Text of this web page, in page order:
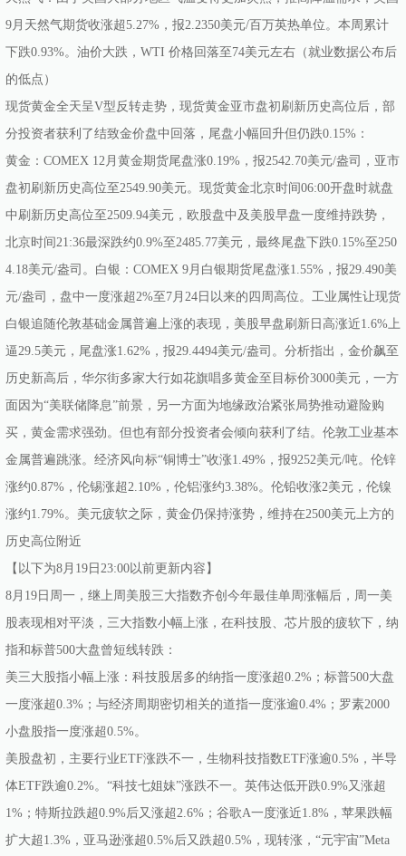
9月天然气期货收涨超5.27%，报2.2350美元/百万英热单位。本周累计
下跌0.93%。油价大跌，WTI 价格回落至74美元左右（就业数据公布后
的低点）
现货黄金全天呈V型反转走势，现货黄金亚市盘初刷新历史高位后，部
分投资者获利了结致金价盘中回落，尾盘小幅回升但仍跌0.15%：
黄金：COMEX 12月黄金期货尾盘涨0.19%，报2542.70美元/盎司，亚市
盘初刷新历史高位至2549.90美元。现货黄金北京时间06:00开盘时就盘
中刷新历史高位至2509.94美元，欧股盘中及美股早盘一度维持跌势，
北京时间21:36最深跌约0.9%至2485.77美元，最终尾盘下跌0.15%至250
4.18美元/盎司。白银：COMEX 9月白银期货尾盘涨1.55%，报29.490美
元/盎司，盘中一度涨超2%至7月24日以来的四周高位。工业属性让现货
白银追随伦敦基础金属普遍上涨的表现，美股早盘刷新日高涨近1.6%上
逼29.5美元，尾盘涨1.62%，报29.4494美元/盎司。分析指出，金价飙至
历史新高后，华尔街多家大行如花旗唱多黄金至目标价3000美元，一方
面因为“美联储降息”前景，另一方面为地缘政治紧张局势推动避险购
买，黄金需求强劲。但也有部分投资者会倾向获利了结。伦敦工业基本
金属普遍跳涨。经济风向标“铜博士”收涨1.49%，报9252美元/吨。伦锌
涨约0.87%，伦锡涨超2.10%，伦铝涨约3.38%。伦铅收涨2美元，伦镍
涨约1.79%。美元疲软之际，黄金仍保持涨势，维持在2500美元上方的
历史高位附近
【以下为8月19日23:00以前更新内容】
8月19日周一，继上周美股三大指数齐创今年最佳单周涨幅后，周一美
股表现相对平淡，三大指数小幅上涨，在科技股、芯片股的疲软下，纳
指和标普500大盘曾短线转跌：
美三大股指小幅上涨：科技股居多的纳指一度涨超0.2%；标普500大盘
一度涨超0.3%；与经济周期密切相关的道指一度涨逾0.4%；罗素2000
小盘股指一度涨超0.5%。
美股盘初，主要行业ETF涨跌不一，生物科技指数ETF涨逾0.5%，半导
体ETF跌逾0.2%。“科技七姐妹”涨跌不一。英伟达低开跌0.9%又涨超
1%；特斯拉跌超0.9%后又涨超2.6%；谷歌A一度涨近1.8%，苹果跌幅
扩大超1.3%，亚马逊涨超0.5%后又跌超0.5%，现转涨，“元宇宙”Meta